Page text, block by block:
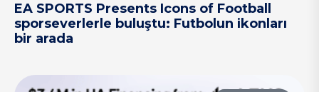
EA SPORTS Presents Icons of Football
sporseverlerle buluştu: Futbolun ikonları
bir arada